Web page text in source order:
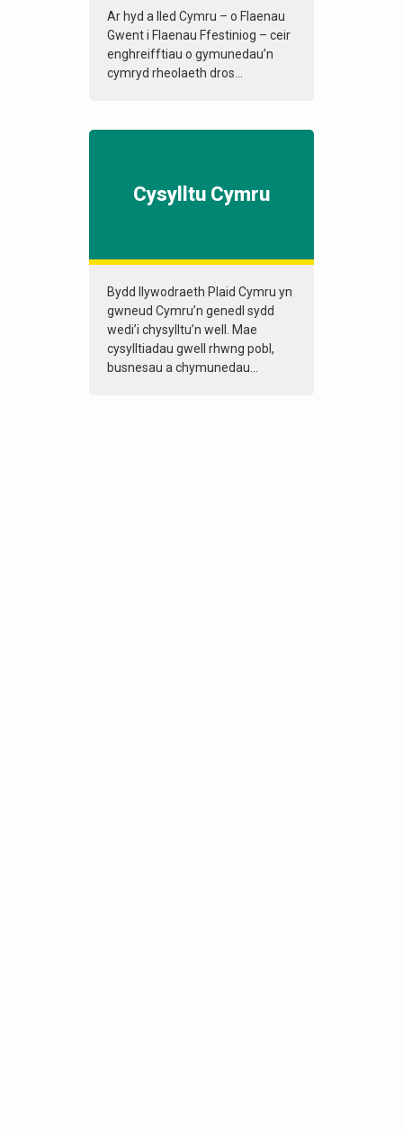
Ar hyd a lled Cymru – o Flaenau
Gwent i Flaenau Ffestiniog – ceir
enghreifftiau o gymunedau’n
cymryd rheolaeth dros...
Cysylltu Cymru
Bydd llywodraeth Plaid Cymru yn
gwneud Cymru’n genedl sydd
wedi’i chysylltu’n well. Mae
cysylltiadau gwell rhwng pobl,
busnesau a chymunedau...